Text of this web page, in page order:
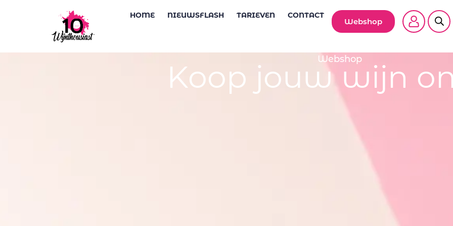
HOME NIEUWSFLASH TARIEVEN CONTACT
Webshop
Webshop
Koop jouw wijn